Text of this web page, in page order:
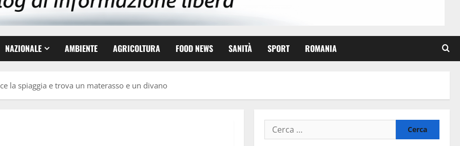
NAZIONALE AMBIENTE AGRICOLTURA FOOD NEWS SANITÀ SPORT ROMANIA
la spiaggia e trova un materasso e un divano
Ricerca
per: